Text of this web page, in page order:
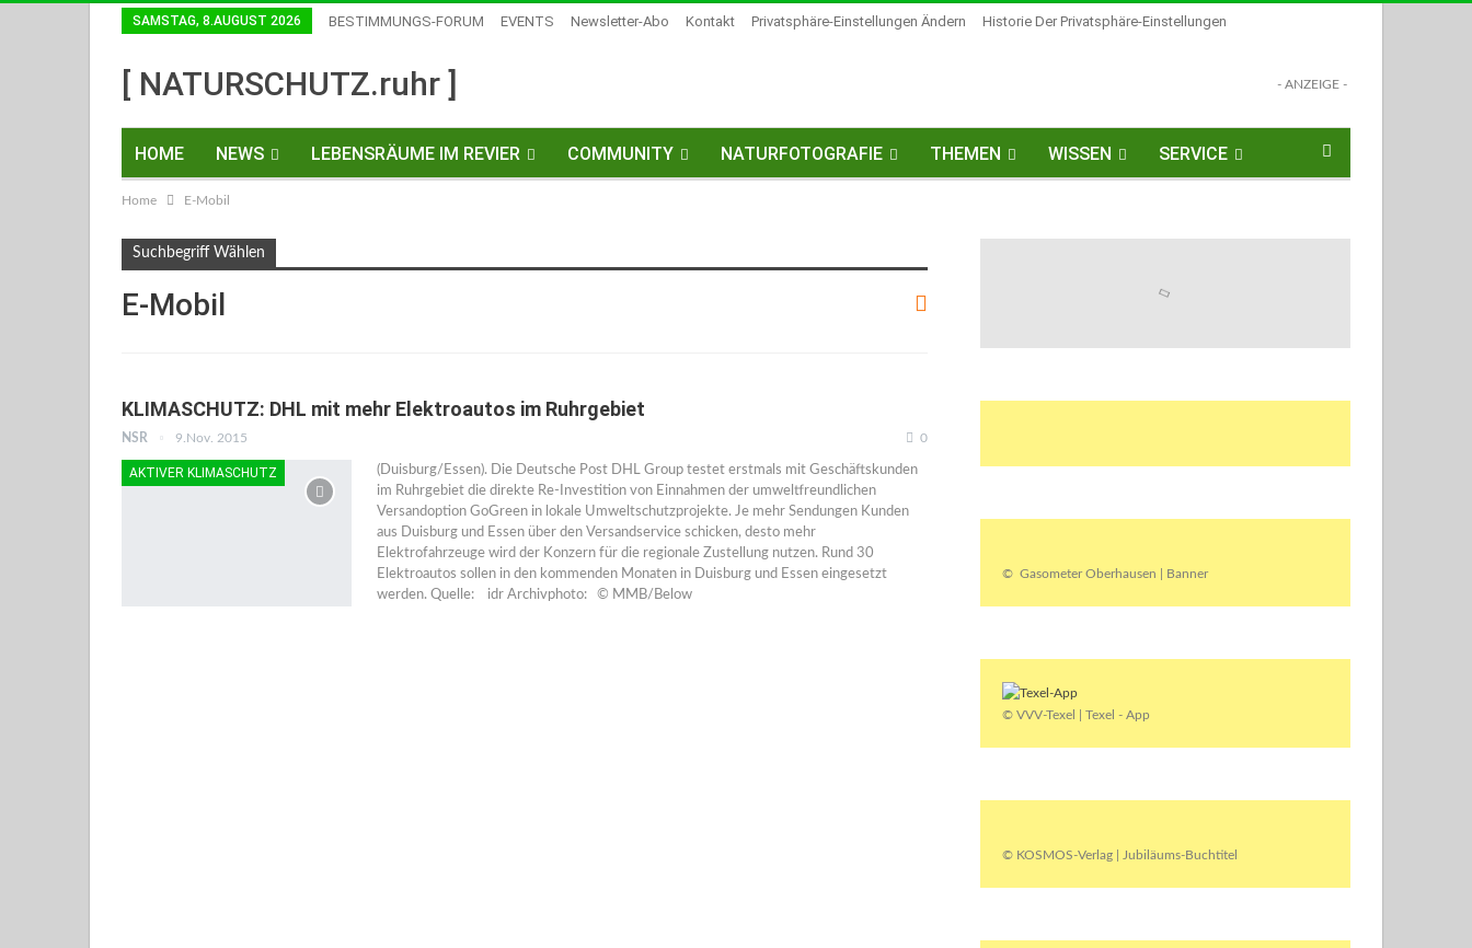
SAMSTAG, 8.AUGUST 2026 BESTIMMUNGS-FORUM EVENTS Newsletter-Abo Kontakt Privatsphäre-Einstellungen Ändern
Historie Der Privatsphäre-Einstellungen
[ NATURSCHUTZ.ruhr ] - ANZEIGE -
HOME NEWS LEBENSRÄUME IM REVIER COMMUNITY NATURFOTOGRAFIE THEMEN WISSEN SERVICE
KONTAKT
Home E-Mobil
Suchbegriff Wählen
E-Mobil
KLIMASCHUTZ: DHL mit mehr Elektroautos im Ruhrgebiet
NSR 9.Nov. 2015 0
AKTIVER KLIMASCHUTZ
(Duisburg/Essen). Die Deutsche Post DHL Group testet erstmals mit Geschäftskunden
im Ruhrgebiet die direkte Re-Investition von Einnahmen der umweltfreundlichen
Versandoption GoGreen in lokale Umweltschutzprojekte. Je mehr Sendungen Kunden
aus Duisburg und Essen über den Versandservice schicken, desto mehr
Elektrofahrzeuge wird der Konzern für die regionale Zustellung nutzen. Rund 30
Elektroautos sollen in den kommenden Monaten in Duisburg und Essen eingesetzt
werden. Quelle: idr Archivphoto: © MMB/Below
© Gasometer Oberhausen | Banner
© VVV-Texel | Texel - App
© KOSMOS-Verlag | Jubiläums-Buchtitel